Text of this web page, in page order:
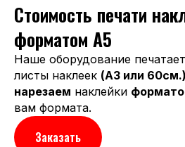
Стоимость печати
форматом A5
Наше оборудование
листы наклеек (А3 или 60см.)
нарезаем наклейки
вам формата.
Заказать